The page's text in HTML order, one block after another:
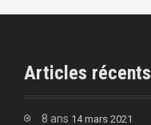
Articles récents
8 ans 14 mars 2021